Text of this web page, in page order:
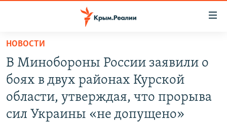
Вернуться
основному
содержанию
Вернутся
главной
СПЕЦПРОЕКТЫ
ГРУЗ 200
КАРТА ВОЕННЫХ ОБЪЕКТОВ КРЫМА
ВОДА
ИСТОРИЯ
НОВОСТИ
В Минобороны России заявили о
боях в двух районах Курской
области, утверждая, что прорыва
сил Украины «не допущено»